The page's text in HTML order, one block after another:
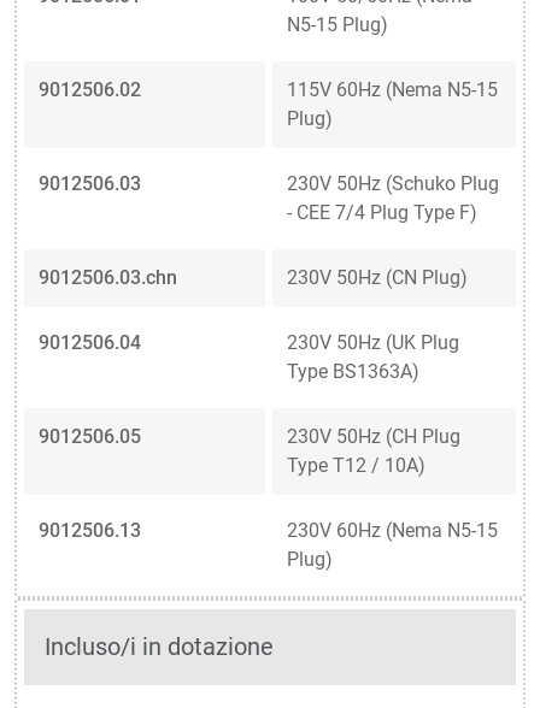
N5-15 Plug)
9012506.02
115V 60Hz (Nema N5-15
Plug)
9012506.03
230V 50Hz (Schuko Plug
- CEE 7/4 Plug Type F)
9012506.03.chn 230V 50Hz (CN Plug)
9012506.04
230V 50Hz (UK Plug
Type BS1363A)
9012506.05
230V 50Hz (CH Plug
Type T12 / 10A)
9012506.13
230V 60Hz (Nema N5-15
Plug)
Incluso/i in dotazione